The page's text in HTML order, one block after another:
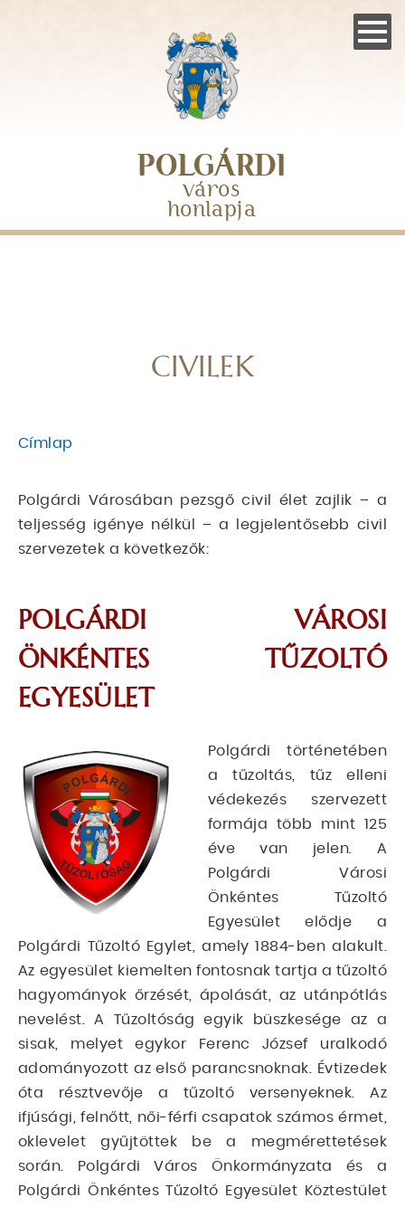
POLGÁRDI
város
honlapja
CIVILEK
MORZSA
Címlap
Polgárdi Városában pezsgő civil élet zajlik – a
teljesség igénye nélkül – a legjelentősebb civil
szervezetek a következők:
POLGÁRDI VÁROSI
ÖNKÉNTES TŰZOLTÓ
EGYESÜLET
Polgárdi történetében
a tűzoltás, tűz elleni
védekezés szervezett
formája több mint 125
éve van jelen. A
Polgárdi Városi
Önkéntes Tűzoltó
Egyesület elődje a
Polgárdi Tűzoltó Egylet, amely 1884-ben alakult.
Az egyesület kiemelten fontosnak tartja a tűzoltó
hagyományok őrzését, ápolását, az utánpótlás
nevelést. A Tűzoltóság egyik büszkesége az a
sisak, melyet egykor Ferenc József uralkodó
adományozott az első parancsnoknak. Évtizedek
óta résztvevője a tűzoltó versenyeknek. Az
ifjúsági, felnőtt, női-férfi csapatok számos érmet,
oklevelet gyűjtöttek be a megmérettetések
során. Polgárdi Város Önkormányzata és a
Polgárdi Önkéntes Tűzoltó Egyesület Köztestület